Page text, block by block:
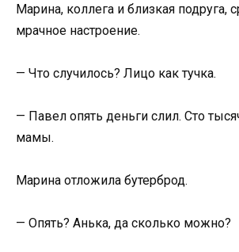
Марина, коллега и близкая подруга,
мрачное настроение.
— Что случилось? Лицо как тучка.
— Павел опять деньги слил. Сто
мамы.
Марина отложила бутерброд.
— Опять? Анька, да сколько можно?